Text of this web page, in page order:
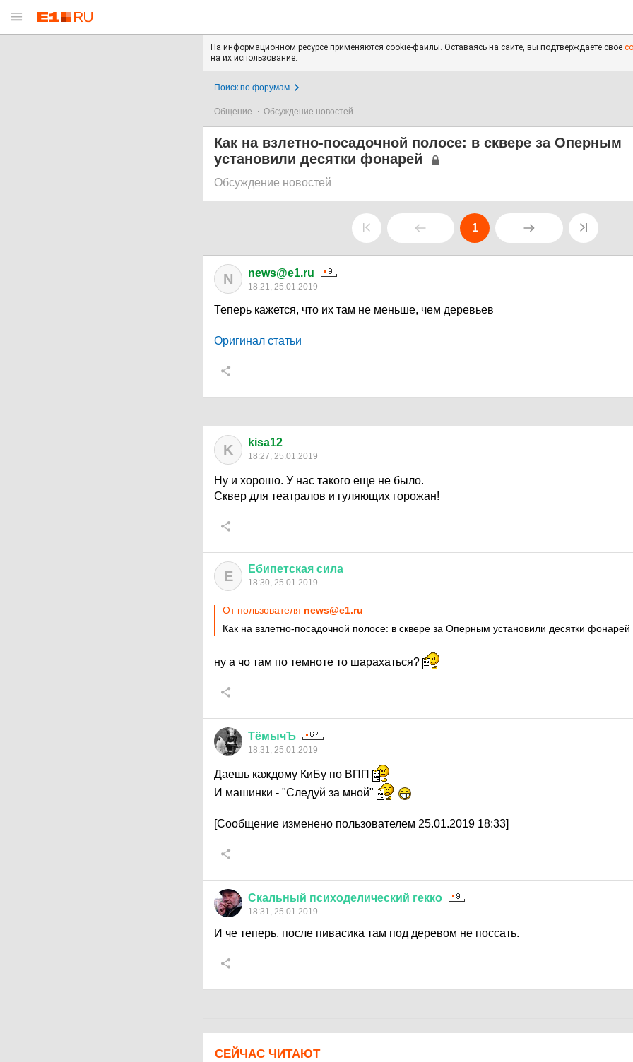
На информационном ресурсе применяются cookie-файлы. Оставаясь на сайте, вы подтверждаете свое
на их использование.
Поиск по форумам
Общение Обсуждение новостей
Как на взлетно-посадочной полосе: в сквере за Оперным
установили десятки фонарей
Обсуждение новостей
1
N news@e1.ru
18:21, 25.01.2019
Теперь кажется, что их там не меньше, чем деревьев
Оригинал статьи
K kisa12
18:27, 25.01.2019
Ну и хорошо. У нас такого еще не было.
Сквер для театралов и гуляющих горожан!
Е Ебипетская сила
18:30, 25.01.2019
От пользователя news@e1.ru
Как на взлетно-посадочной полосе: в сквере за Оперным установили десятки фонарей
ну а чо там по темноте то шарахаться?
ТёмычЪ
18:31, 25.01.2019
Даешь каждому КиБу по ВПП
И машинки - "Следуй за мной"
[Сообщение изменено пользователем 25.01.2019 18:33]
Скальный психоделический гекко
18:31, 25.01.2019
И че теперь, после пивасика там под деревом не поссать.
СЕЙЧАС ЧИТАЮТ